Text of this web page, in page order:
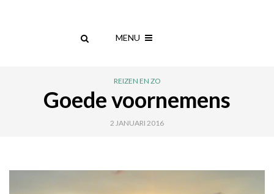
MENU
REIZEN EN ZO
Goede voornemens
2 JANUARI 2016